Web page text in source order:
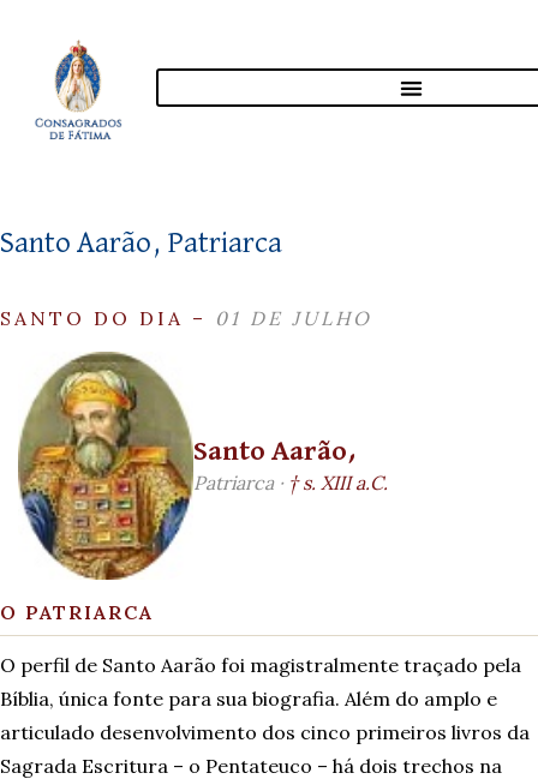
Santo Aarão, Patriarca
SANTO DO DIA – 01 DE JULHO
Santo Aarão,
Patriarca · † s. XIII a.C.
O PATRIARCA
O perfil de Santo Aarão foi magistralmente traçado pela
Bíblia, única fonte para sua biografia. Além do amplo e
articulado desenvolvimento dos cinco primeiros livros da
Sagrada Escritura – o Pentateuco – há dois trechos na